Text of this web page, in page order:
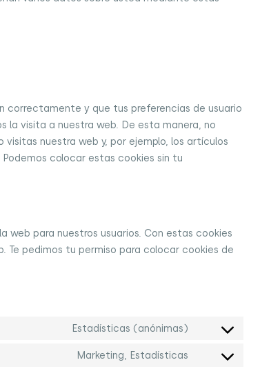
correctamente y que tus preferencias de usuario
la visita a nuestra web. De esta manera, no
nuestra web y, por ejemplo, los artículos
colocar estas cookies sin tu
web para nuestros usuarios. Con estas cookies
Te pedimos tu permiso para colocar cookies de
Estadísticas (anónimas)
Marketing, Estadísticas